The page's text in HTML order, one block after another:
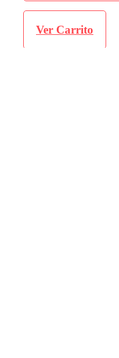
Ver Carrito